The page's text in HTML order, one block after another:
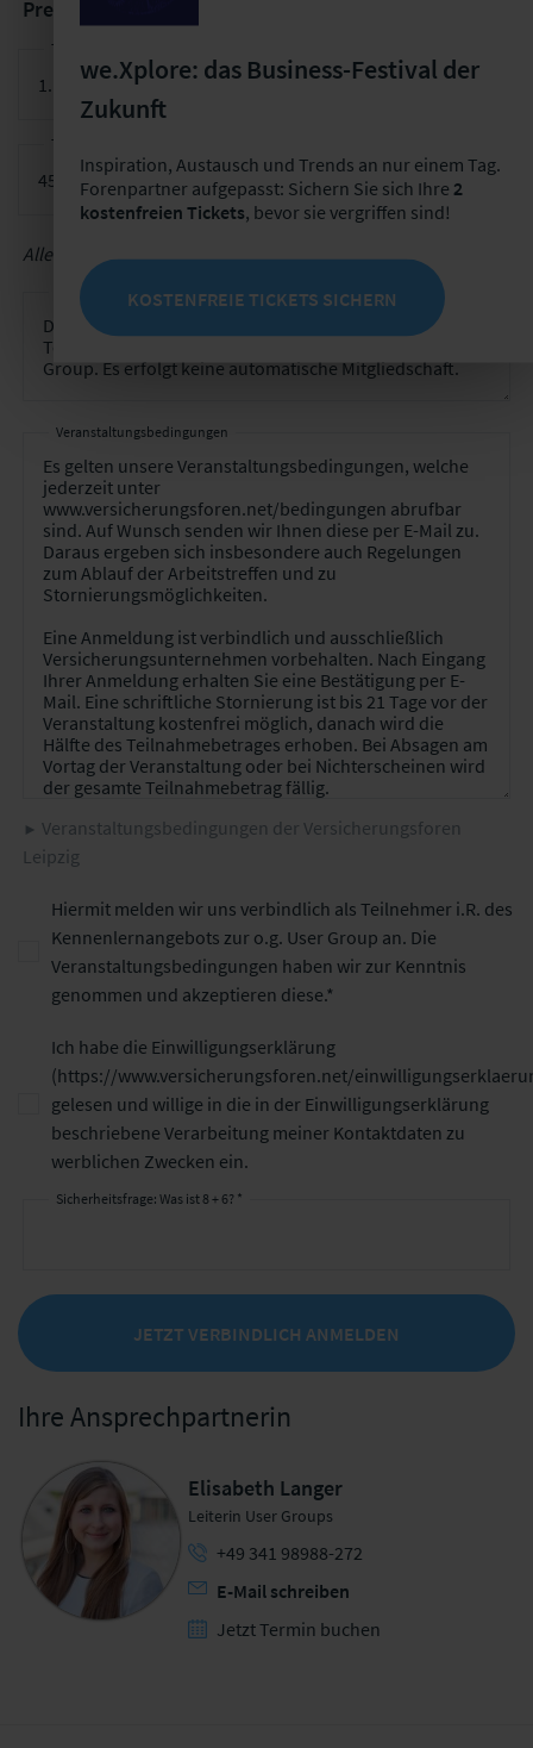
Preise für die einmalige Teilnahme am Arbeitstreffen
Teilnahmegebühr für ein Arbeitstreffen
Teilnahmegebühr 2. Teilnehmer für ein Arbeitstreffen
Alle Preise verstehen sich zzgl. MwSt.
Vertragslaufzeit
Veranstaltungsbedingungen
Veranstaltungsbedingungen der Versicherungsforen
Leipzig
Hiermit melden wir uns verbindlich als Teilnehmer i.R. des
Kennenlernangebots zur o.g. User Group an. Die
Veranstaltungsbedingungen haben wir zur Kenntnis
genommen und akzeptieren diese.
Ich habe die Einwilligungserklärung
(https://www.versicherungsforen.net/
gelesen und willige in die in der Einwilligungserklärung
beschriebene Verarbeitung meiner Kontaktdaten zu
werblichen Zwecken ein.
Sicherheitsfrage: Was ist 8 + 6? *
JETZT VERBINDLICH ANMELDEN
Ihre Ansprechpartnerin
Elisabeth Langer
Leiterin User Groups
+49 341 98988-272
E-Mail schreiben
Jetzt Termin buchen
we.Xplore: das Business-Festival der
Zukunft
Inspiration, Austausch und Trends an nur einem Tag.
Forenpartner aufgepasst: Sichern Sie sich Ihre 2
kostenfreien Tickets, bevor sie vergriffen sind!
KOSTENFREIE TICKETS SICHERN